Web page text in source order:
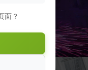
面？